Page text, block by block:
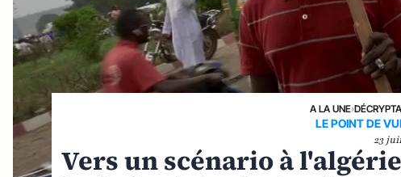
A LA UNE›
LE POINT DE
23
Vers un scénario à